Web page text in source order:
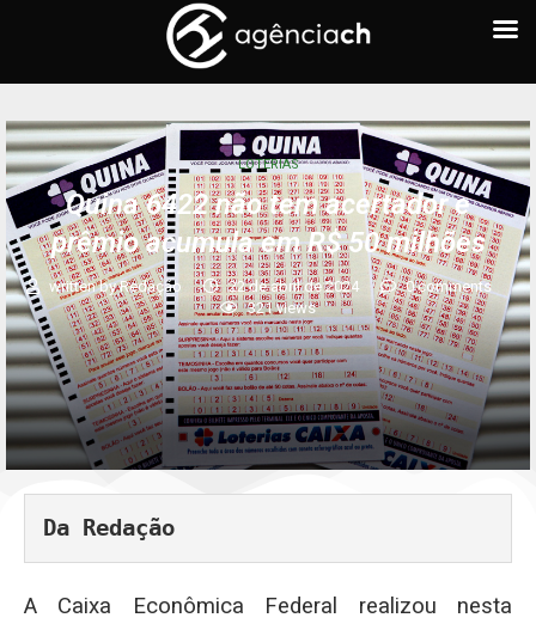
LOTERIAS
Quina 6422 não tem acertador e
prêmio acumula em R$ 50 milhões
written byRedação 22 de abril de 2024
0 comments
321views
Da Redação
A Caixa Econômica Federal realizou nesta